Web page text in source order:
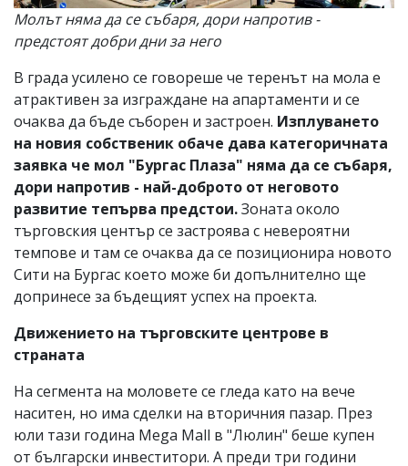
Молът няма да се събаря, дори напротив -
предстоят добри дни за него
В града усилено се говореше че теренът на мола е
атрактивен за изграждане на апартаменти и се
очаква да бъде съборен и застроен. Изплуването
на новия собственик обаче дава категоричната
заявка че мол "Бургас Плаза" няма да се събаря,
дори напротив - най-доброто от неговото
развитие тепърва предстои.Зоната около
търговския център се застроява с невероятни
темпове и там се очаква да се позиционира новото
Сити на Бургас което може би допълнително ще
допринесе за бъдещият успех на проекта.
Движението на търговските центрове в
страната
На сегмента на моловете се гледа като на вече
наситен, но има сделки на вторичния пазар. През
юли тази година Mega Mall в "Люлин" беше купен
от български инвеститори. А преди три години